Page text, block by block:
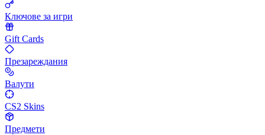
Ключове за игри
Gift Cards
Презареждания
Валути
CS2 Skins
Предмети